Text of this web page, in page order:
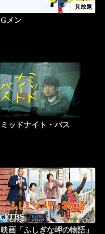
見放題
Gメン
ミッドナイト・バス
映画「ふしぎな岬の物語」